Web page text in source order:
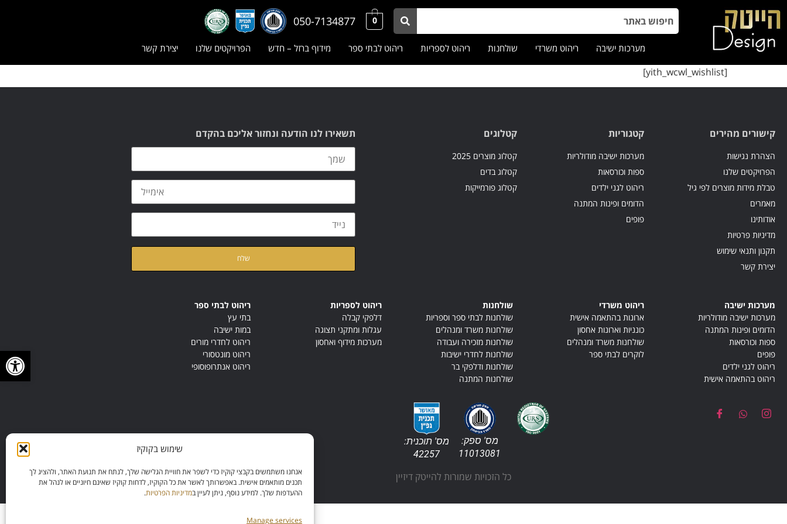
פתח
שימוש בקוקיז
אנחנו משתמשים בקבצי קוקיז כדי לשפר את חוויית הגלישה שלך, לנתח את תנועת האתר, ולהציג לך
תכנים מותאמים אישית. באפשרותך לאשר את כל הקוקיז, לדחות קוקיז שאינם חיוניים או לנהל את
ההעדפות שלך. למידע נוסף, ניתן לעיין במדיניות הפרטיות.
Manage services
0
050-7134877
מערכות ישיבה ריהוט משרדי שולחנות ריהוט לספריות ריהוט לבתי ספר מידוף ברזל – חדש הפרויקטים שלנו יצירת קשר
[yith_wcwl_wishlist]
קישורים מהירים
הצהרת נגישות
הפרויקטים שלנו
טבלת מידות מוצרים לפי גיל
מאמרים
אודותינו
מדיניות פרטיות
תקנון ותנאי שימוש
יצירת קשר
קטגוריות
מערכות ישיבה מודולריות
ספות וכורסאות
ריהוט לגני ילדים
הדומים ופינות המתנה
פופים
קטלוגים
קטלוג מוצרים 2025
קטלוג בדים
קטלוג פורמייקות
תשאירו לנו הודעה ונחזור אליכם בהקדם
מדיניות הפרטיות
מערכות ישיבה
מערכות ישיבה מודולריות
הדומים ופינות המתנה
ספות וכורסאות
פופים
ריהוט לגני ילדים
ריהוט בהתאמה אישית
ריהוט משרדי
ארונות בהתאמה אישית
כונניות וארונות אחסון
שולחנות משרד ומנהלים
לוקרים לבתי ספר
שולחנות
שולחנות לבתי ספר וספריות
שולחנות משרד ומנהלים
שולחנות מזכירה ועבודה
שולחנות לחדרי ישיבות
שולחנות ודלפקי בר
שולחנות המתנה
ריהוט לספריות
דלפקי קבלה
עגלות ומתקני תצוגה
מערכות מידוף ואחסון
ריהוט לבתי ספר
בתי עץ
במות ישיבה
ריהוט לחדרי מורים
ריהוט מונטסורי
ריהוט אנתרופוסופי
מס' ספק:
11013081
מס' תוכנית:
42257
כל הזכויות שמורות להייטק דיזיין